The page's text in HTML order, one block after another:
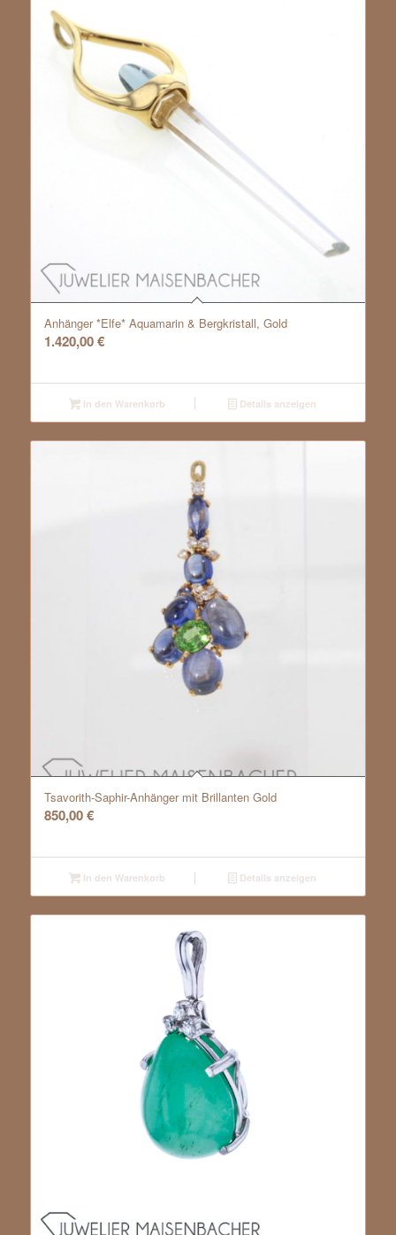
Anhänger *Elfe* Aquamarin & Bergkristall, Gold
1.420,00€
In den Warenkorb Details anzeigen
Tsavorith-Saphir-Anhänger mit Brillanten Gold
850,00€
In den Warenkorb Details anzeigen